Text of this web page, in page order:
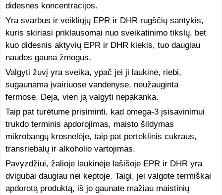
didesnės koncentracijos.
Yra svarbus ir veikliųjų EPR ir DHR rūgščių santykis,
kuris skiriasi priklausomai nuo sveikatinimo tikslų, bet
kuo didesnis aktyvių EPR ir DHR kiekis, tuo daugiau
naudos gauna žmogus.
Valgyti žuvį yra sveika, ypač jei ji laukinė, riebi,
sugaunama įvairiuose vandenyse, neužauginta
fermose. Deja, vien ją valgyti nepakanka.
Taip pat turėtume prisiminti, kad omega-3 įsisavinimui
trukdo terminis apdorojimas, maisto šildymas
mikrobangų krosnelėje, taip pat perteklinis cukraus,
transriebalų ir alkoholio vartojimas.
Pavyzdžiui, žalioje laukinėje lašišoje EPR ir DHR yra
dvigubai daugiau nei keptoje. Taigi, jei valgote termiškai
apdorotą produktą, iš jo gaunate mažiau maistinių